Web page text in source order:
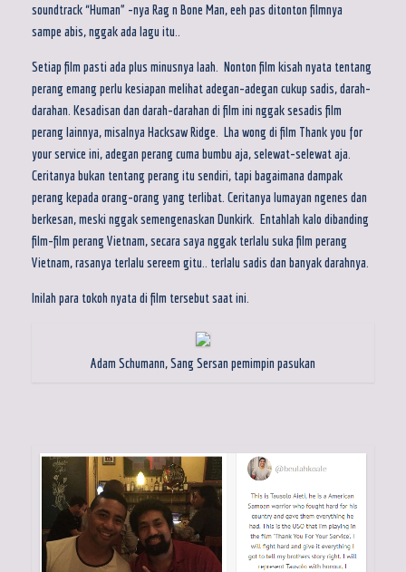
soundtrack “Human” -nya Rag n Bone Man, eeh pas ditonton filmnya
sampe abis, nggak ada lagu itu..
Setiap film pasti ada plus minusnya laah. Nonton film kisah nyata tentang
perang emang perlu kesiapan melihat adegan-adegan cukup sadis, darah-
darahan. Kesadisan dan darah-darahan di film ini nggak sesadis film
perang lainnya, misalnya Hacksaw Ridge. Lha wong di film Thank you for
your service ini, adegan perang cuma bumbu aja, selewat-selewat aja.
Ceritanya bukan tentang perang itu sendiri, tapi bagaimana dampak
perang kepada orang-orang yang terlibat. Ceritanya lumayan ngenes dan
berkesan, meski nggak semengenaskan Dunkirk. Entahlah kalo dibanding
film-film perang Vietnam, secara saya nggak terlalu suka film perang
Vietnam, rasanya terlalu sereem gitu.. terlalu sadis dan banyak darahnya.
Inilah para tokoh nyata di film tersebut saat ini.
Adam Schumann, Sang Sersan pemimpin pasukan